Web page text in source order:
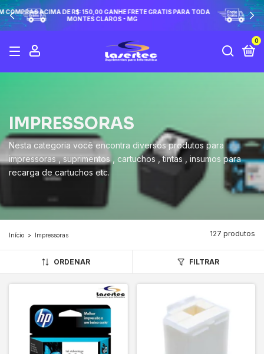
UTILIZE O CUPOM ( PRIMEIRACOMPRA ) E GANHE UM SUPER
DESCONTO
0
IMPRESSORAS
Nesta categoria você encontra diversos produtos para
impressoras , suprimentos , cartuchos , tintas , insumos para
recarga de cartuchos etc.
Início > Impressoras 127 produtos
ORDENAR FILTRAR